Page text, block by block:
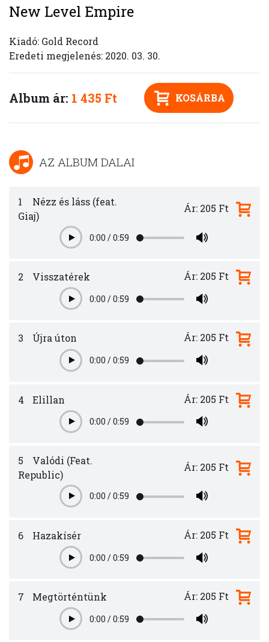
New Level Empire
Kiadó: Gold Record
Eredeti megjelenés: 2020. 03. 30.
Album ár: 1 435 Ft KOSÁRBA
AZ ALBUM DALAI
1
Nézz és láss (feat.
Giaj)
Play0:00 /0:59
Ár: 205 Ft
2 Visszatérek
Play0:00 /0:59
Ár: 205 Ft
3 Újra úton
Play0:00 /0:59
Ár: 205 Ft
4 Elillan
Play0:00 /0:59
Ár: 205 Ft
5
Valódi (Feat.
Republic)
Play0:00 /0:59
Ár: 205 Ft
6 Hazakísér
Play0:00 /0:59
Ár: 205 Ft
7 Megtörténtünk
Play0:00 /0:59
Ár: 205 Ft